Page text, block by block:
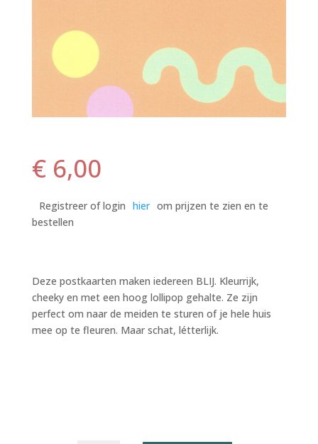
€6,00
Registreer of login hier om prijzen te zien en te
bestellen
Deze postkaarten maken iedereen BLIJ. Kleurrijk,
cheeky en met een hoog lollipop gehalte. Ze zijn
perfect om naar de meiden te sturen of je hele huis
mee op te fleuren. Maar schat, létterlijk.